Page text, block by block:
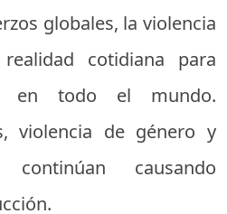
globales, la violencia
cotidiana para
en todo el mundo.
violencia de género y
causando